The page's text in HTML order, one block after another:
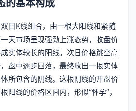
的基本构成
日K线组合，由一根大阳线和紧随
天市场呈现强劲上涨态势，收盘价
实体较长的阳线。次日价格跳空高
盘中逐步回落，最终收出一根实体
所包含的阴线。这根阴线的开盘价
阳线的价格区间内，形似“怀孕”，